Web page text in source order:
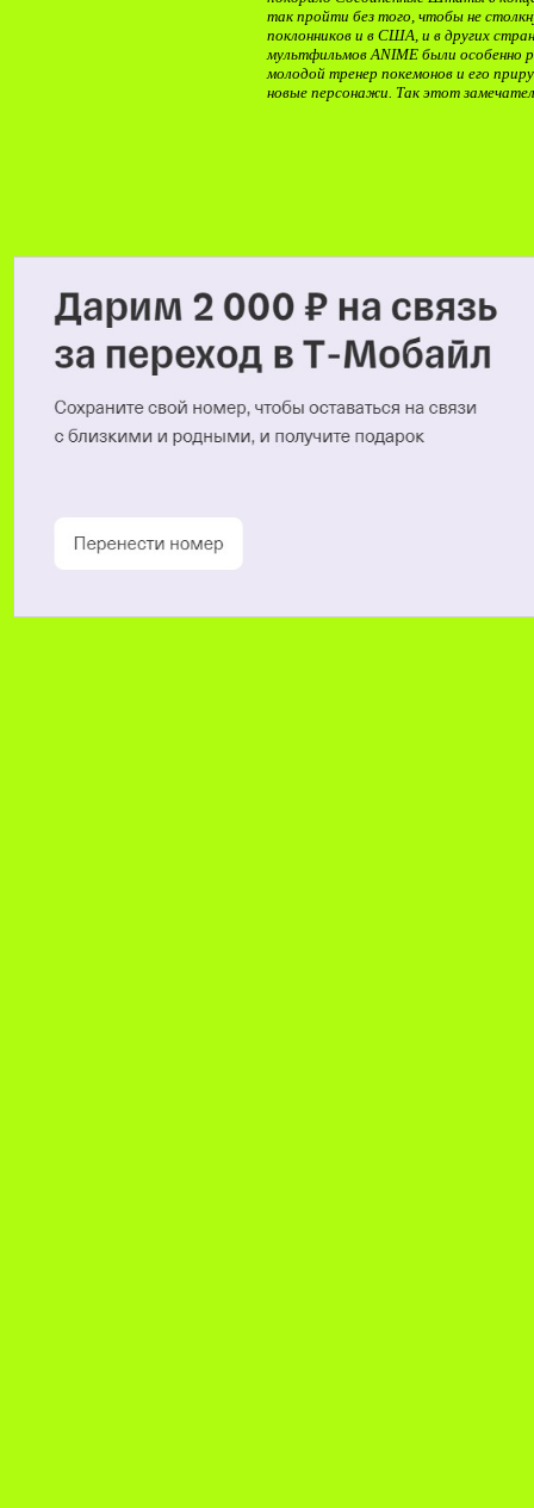
так пройти без того, чтобы не
поклонников и в США, и в других
мультфильмов ANIME были особенно
молодой тренер покемонов и его
новые персонажи. Так этот